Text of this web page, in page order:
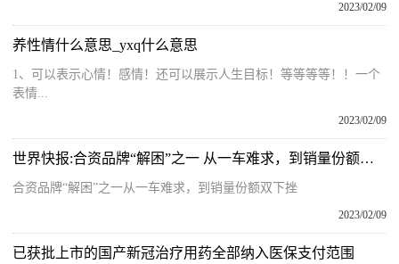
2023/02/09
养性情什么意思_yxq什么意思
1、可以表示心情！感情！还可以展示人生目标！等等等等！！一个
表情...
2023/02/09
世界快报:合资品牌“解困”之一 从一车难求，到销量份额双下挫
合资品牌“解困”之一从一车难求，到销量份额双下挫
2023/02/09
已获批上市的国产新冠治疗用药全部纳入医保支付范围